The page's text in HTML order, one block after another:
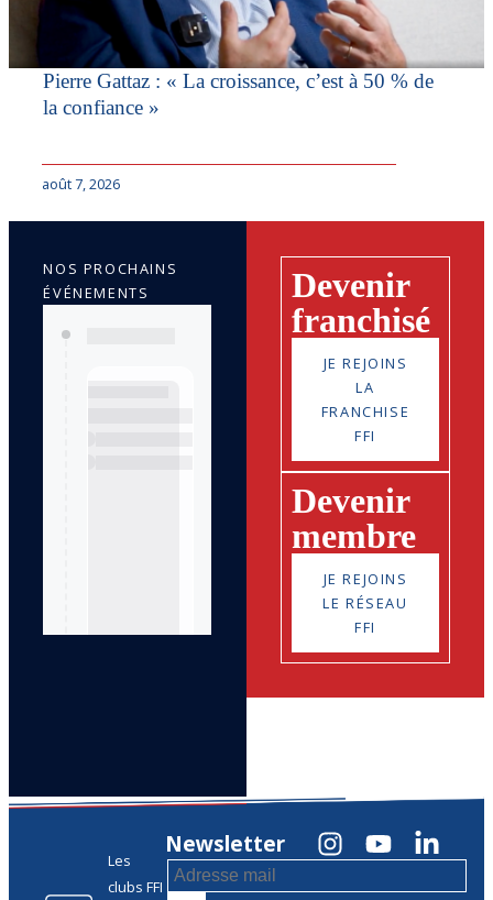
Pierre Gattaz : « La croissance, c’est à 50 % de
la confiance »
août 7, 2026
Devenir
franchisé
JE REJOINS
LA
FRANCHISE
FFI
Devenir
membre
JE REJOINS
LE RÉSEAU
FFI
NOS PROCHAINS
ÉVÉNEMENTS
Les
clubs FFI
Newsletter